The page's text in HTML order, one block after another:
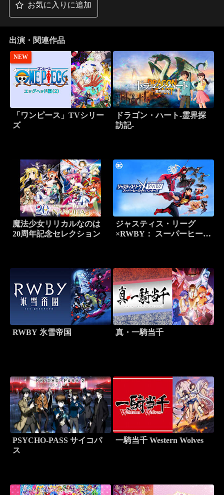
お気に入りに追加
出演・関連作品
NEW
「ワンピース」TVシリー
ズ
ドラゴン・ハート-霊界探
訪記-
魔法少女リリカルなのは
20周年記念セレクション
ジャスティス・リーグ
×RWBY： スーパーヒーロ
RWBY 氷雪帝国 真・一騎当千
PSYCHO-PASS サイコパ
ス
一騎当千 Western Wolves